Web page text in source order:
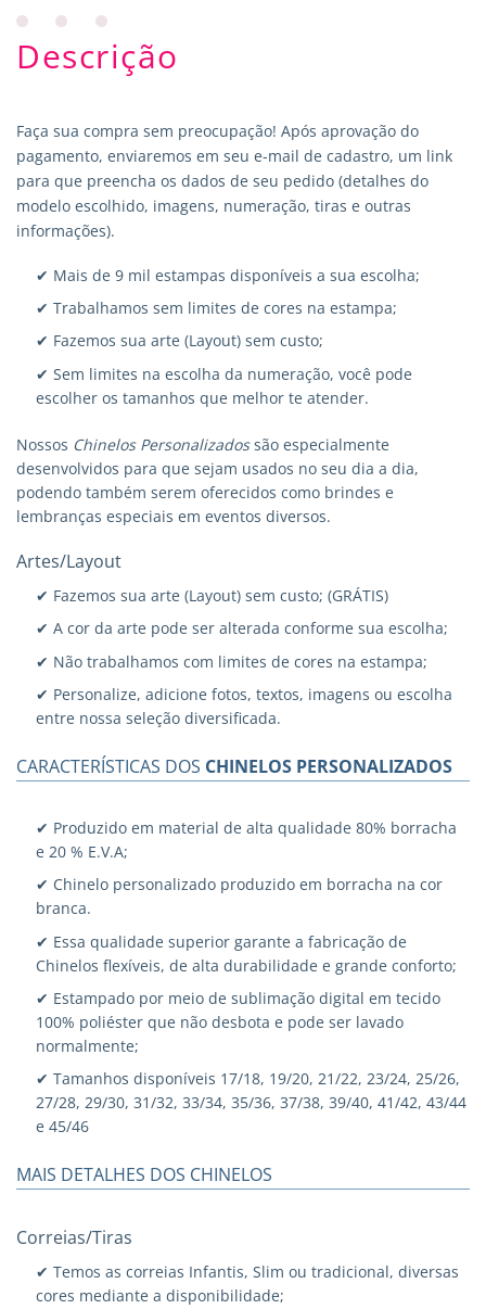
Descrição
Faça sua compra sem preocupação! Após aprovação do
pagamento, enviaremos em seu e-mail de cadastro, um link
para que preencha os dados de seu pedido (detalhes do
modelo escolhido, imagens, numeração, tiras e outras
informações).
✔ Mais de 9 mil estampas disponíveis a sua escolha;
✔ Trabalhamos sem limites de cores na estampa;
✔ Fazemos sua arte (Layout) sem custo;
✔ Sem limites na escolha da numeração, você pode
escolher os tamanhos que melhor te atender.
Nossos Chinelos Personalizadossão especialmente
desenvolvidos para que sejam usados no seu dia a dia,
podendo também serem oferecidos como brindes e
lembranças especiais em eventos diversos.
Artes/Layout
✔ Fazemos sua arte (Layout) sem custo; (GRÁTIS)
✔ A cor da arte pode ser alterada conforme sua escolha;
✔ Não trabalhamos com limites de cores na estampa;
✔ Personalize, adicione fotos, textos, imagens ou escolha
entre nossa seleção diversificada.
CARACTERÍSTICAS DOS CHINELOS PERSONALIZADOS
✔ Produzido em material de alta qualidade 80% borracha
e 20 % E.V.A;
✔ Chinelo personalizado produzido em borracha na cor
branca.
✔ Essa qualidade superior garante a fabricação de
Chinelos flexíveis, de alta durabilidade e grande conforto;
✔ Estampado por meio de sublimação digital em tecido
100% poliéster que não desbota e pode ser lavado
normalmente;
✔ Tamanhos disponíveis 17/18, 19/20, 21/22, 23/24, 25/26,
27/28, 29/30, 31/32, 33/34, 35/36, 37/38, 39/40, 41/42, 43/44
e 45/46
MAIS DETALHES DOS CHINELOS
Correias/Tiras
✔ Temos as correias Infantis, Slim ou tradicional, diversas
cores mediante a disponibilidade;